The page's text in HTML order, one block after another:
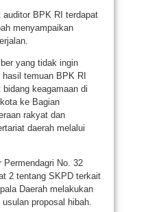
auditor BPK RI terdapat
menyampaikan
yang tidak ingin
temuan BPK RI
keagamaan di
ke Bagian
rakyat dan
daerah melalui
Permendagri No. 32
2 tentang SKPD terkait
Daerah melakukan
proposal hibah.